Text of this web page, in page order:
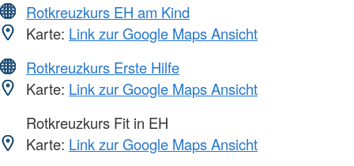
Rotkreuzkurs EH am Kind
Karte: Link zur Google Maps Ansicht
Rotkreuzkurs Erste Hilfe
Karte: Link zur Google Maps Ansicht
Rotkreuzkurs Fit in EH
Karte: Link zur Google Maps Ansicht